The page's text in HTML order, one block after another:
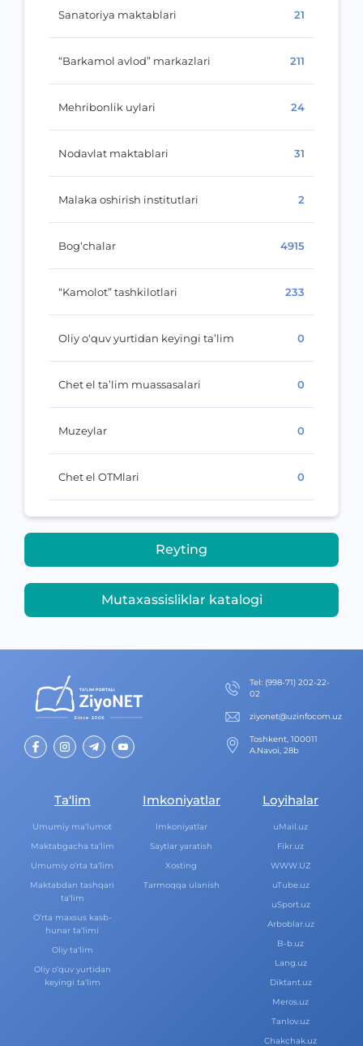
Sanatoriya maktablari 21
“Barkamol avlod” markazlari 211
Mehribonlik uylari 24
Nodavlat maktablari 31
Malaka oshirish institutlari 2
Bog‘chalar 4915
“Kamolot” tashkilotlari 233
Oliy o‘quv yurtidan keyingi ta’lim 0
Chet el ta’lim muassasalari 0
Muzeylar 0
Chet el OTMlari 0
Reyting
Mutaxassisliklar katalogi
Теl: (998-71) 202-22-
02
ziyonet@uzinfocom.uz
Toshkent, 100011
A.Navoi, 28b
Ta‘lim
Umumiy ma‘lumot
Maktabgacha ta‘lim
Umumiy o‘rta ta‘lim
Maktabdan tashqari
ta‘lim
O‘rta maxsus kasb-
hunar ta‘limi
Oliy ta‘lim
Oliy o‘quv yurtidan
keyingi ta‘lim
Imkoniyatlar
Imkoniyatlar
Saytlar yaratish
Xosting
Tarmoqqa ulanish
Loyihalar
uMail.uz
Fikr.uz
WWW.UZ
uTube.uz
uSport.uz
Arboblar.uz
B-b.uz
Lang.uz
Diktant.uz
Meros.uz
Tanlov.uz
Chakchak.uz